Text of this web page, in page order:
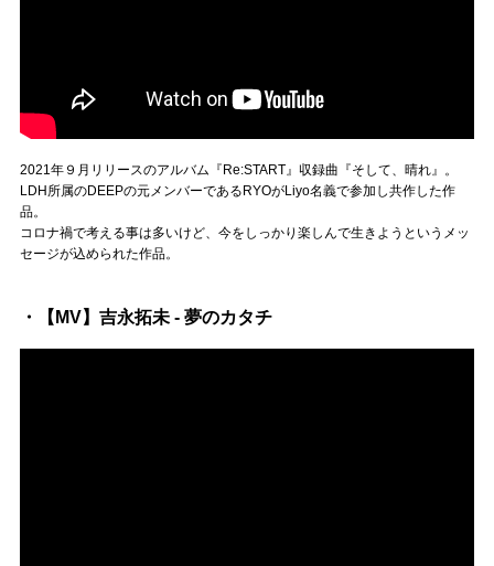
2021年９月リリースのアルバム『Re:START』収録曲『そして、晴れ』。
LDH所属のDEEPの元メンバーであるRYOがLiyo名義で参加し共作した作
品。
コロナ禍で考える事は多いけど、今をしっかり楽しんで生きようというメッ
セージが込められた作品。
・【MV】吉永拓未 - 夢のカタチ